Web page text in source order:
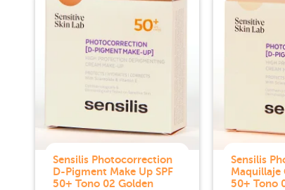
Sensilis Photocorrection
D-Pigment Make Up SPF
50+ Tono 02 Golden
Sensilis
Maquillaje
50+ Tono